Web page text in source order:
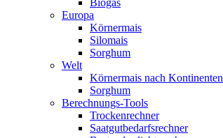
Europa
Körnermais
Silomais
Sorghum
Welt
Körnermais nach Kontinenten
Sorghum
Berechnungs-Tools
Trockenrechner
Saatgutbedarfsrechner